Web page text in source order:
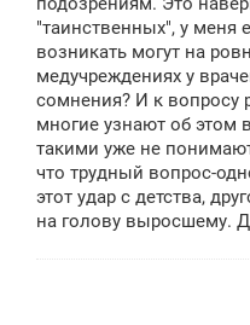
"таинственных", у меня
возникать могут на
медучреждениях у
сомнения? И к вопросу
многие узнают об этом
такими уже не
что трудный вопрос-
этот удар с детства,
на голову выросшему.